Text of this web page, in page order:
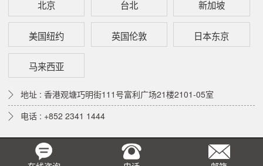
北京 台北 新加坡
美国纽约 英国伦敦 日本东京
马来西亚
地址 : 香港观塘巧明街111号富利广场21楼2101-05室
电话 : +852 2341 1444